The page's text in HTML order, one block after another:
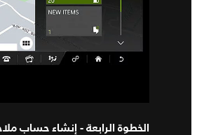
الخطوة الرابعة - إنشاء حساب